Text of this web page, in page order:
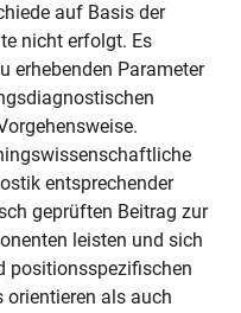
auf Basis der
nicht erfolgt. Es
erhebenden Parameter
entsprechender
geprüften Beitrag zur
leisten und sich
positionsspezifischen
als auch